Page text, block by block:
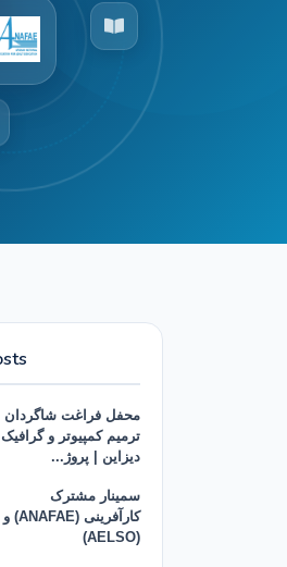
محفل فراغت شاگردان
ترمیم کمپیوتر و گرافیک
دیزاین | پروژ...
سمینار مشترک
کارآفرینی (ANAFAE) و
(AELSO)